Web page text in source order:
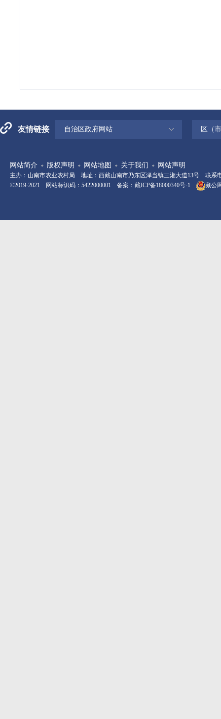
友情链接 自治区政府网站 区（
网站简介 版权声明 网站地图 关于我们 网站声明
主办：山南市农业农村局 地址：西藏山南市乃东区泽当镇三湘大道13号 联系电
©2019-2021 网站标识码：5422000001 备案： 藏ICP备18000340号-1 藏公